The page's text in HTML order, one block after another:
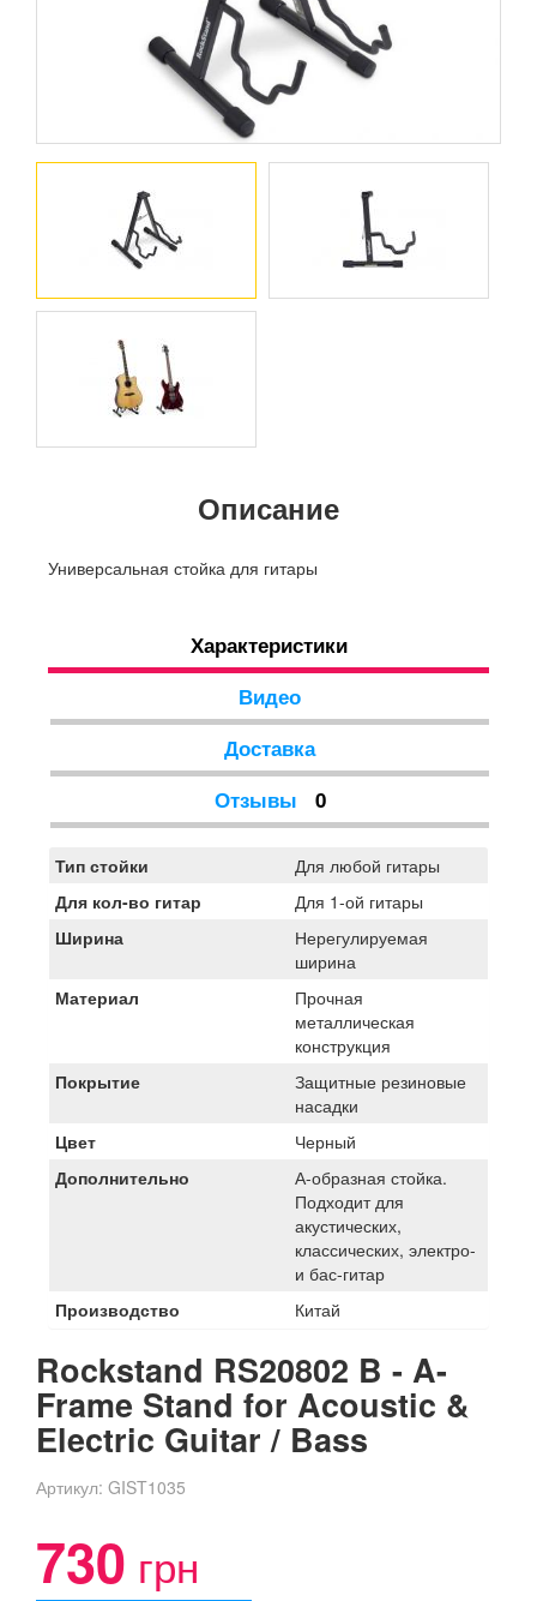
Описание
Универсальная стойка для гитары
Характеристики
Видео
Доставка
Отзывы
0
Тип стойки
Для любой гитары
Для кол-во гитар
Для 1-ой гитары
Ширина
Нерегулируемая
ширина
Материал
Прочная
металлическая
конструкция
Покрытие
Защитные резиновые
насадки
Цвет
Черный
Дополнительно
А-образная стойка.
Подходит для
акустических,
классических, электро-
и бас-гитар
Производство
Китай
Rockstand RS20802 B - A-
Frame Stand for Acoustic &
Electric Guitar / Bass
Артикул: GIST1035
730 грн